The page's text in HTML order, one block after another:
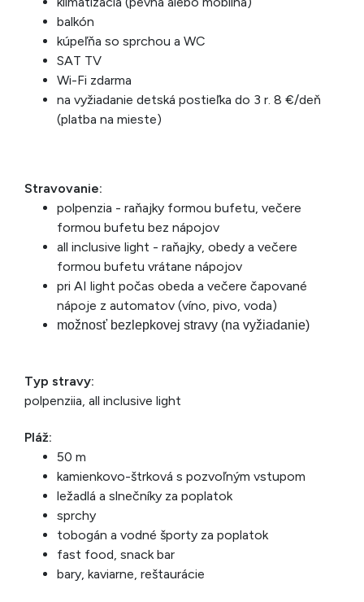
balkón
kúpeľňa so sprchou a WC
SAT TV
Wi-Fi zdarma
na vyžiadanie detská postieľka do 3 r. 8 €/deň
(platba na mieste)
Stravovanie:
polpenzia - raňajky formou bufetu, večere
formou bufetu bez nápojov
all inclusive light - raňajky, obedy a večere
formou bufetu vrátane nápojov
pri AI light počas obeda a večere čapované
nápoje z automatov (víno, pivo, voda)
možnosť bezlepkovej stravy (na vyžiadanie)
Typ stravy:
polpenziia, all inclusive light
Pláž:
50 m
kamienkovo-štrková s pozvoľným vstupom
ležadlá a slnečníky za poplatok
sprchy
tobogán a vodné športy za poplatok
fast food, snack bar
bary, kaviarne, reštaurácie